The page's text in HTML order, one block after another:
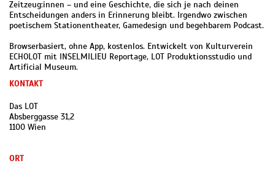
Zeitzeug:innen – und eine Geschichte, die sich je nach deinen
Entscheidungen anders in Erinnerung bleibt. Irgendwo zwischen
poetischem Stationentheater, Gamedesign und begehbarem Podcast.
Browserbasiert, ohne App, kostenlos. Entwickelt von Kulturverein
ECHOLOT mit INSELMILIEU Reportage, LOT Produktionsstudio und
Artificial Museum.
KONTAKT
Das LOT
Absberggasse 31,2
1100 Wien
ORT